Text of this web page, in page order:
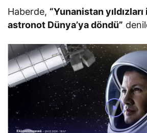
Haberde, “Yunanistan
astronot Dünya’ya döndü”